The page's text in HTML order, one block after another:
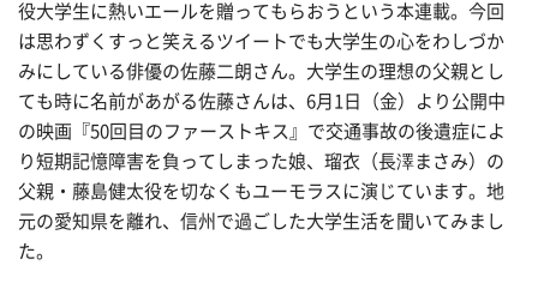
役大学生に熱いエールを贈ってもらおうという本連載。今回
は思わずくすっと笑えるツイートでも大学生の心をわしづか
みにしている俳優の佐藤二朗さん。大学生の理想の父親とし
ても時に名前があがる佐藤さんは、6月1日（金）より公開中
の映画『50回目のファーストキス』で交通事故の後遺症によ
り短期記憶障害を負ってしまった娘、瑠衣（長澤まさみ）の
父親・藤島健太役を切なくもユーモラスに演じています。地
元の愛知県を離れ、信州で過ごした大学生活を聞いてみまし
た。